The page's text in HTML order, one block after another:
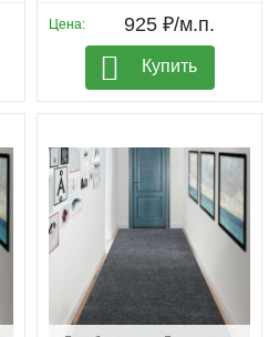
Цена: 925 ₽/м.п.
Купить